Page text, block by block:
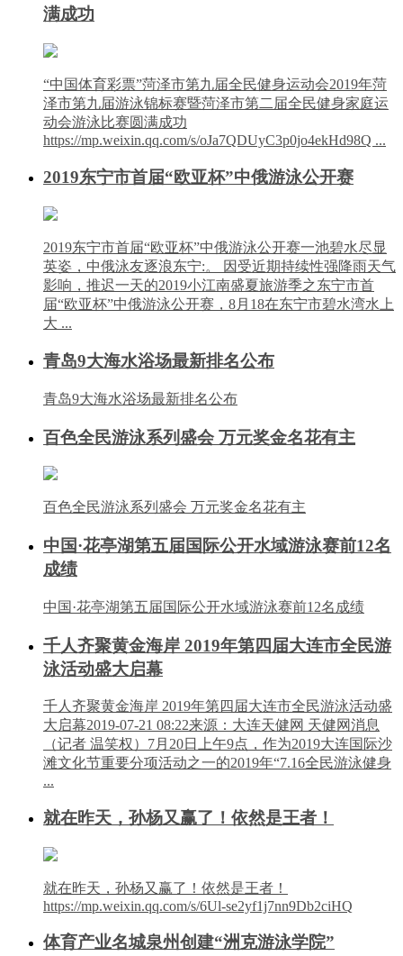
满成功
“中国体育彩票”菏泽市第九届全民健身运动会2019年菏
泽市第九届游泳锦标赛暨菏泽市第二届全民健身家庭运
动会游泳比赛圆满成功
https://mp.weixin.qq.com/s/oJa7QDUyC3p0jo4ekHd98Q ...
2019东宁市首届“欧亚杯”中俄游泳公开赛
2019东宁市首届“欧亚杯”中俄游泳公开赛一池碧水尽显
英姿，中俄泳友逐浪东宁:。 因受近期持续性强降雨天气
影响，推迟一天的2019小江南盛夏旅游季之东宁市首
届“欧亚杯”中俄游泳公开赛，8月18在东宁市碧水湾水上
大 ...
青岛9大海水浴场最新排名公布
青岛9大海水浴场最新排名公布
百色全民游泳系列盛会 万元奖金名花有主
百色全民游泳系列盛会 万元奖金名花有主
中国·花亭湖第五届国际公开水域游泳赛前12名
成绩
中国·花亭湖第五届国际公开水域游泳赛前12名成绩
千人齐聚黄金海岸 2019年第四届大连市全民游
泳活动盛大启幕
千人齐聚黄金海岸 2019年第四届大连市全民游泳活动盛
大启幕2019-07-21 08:22来源：大连天健网 天健网消息
（记者 温笑权）7月20日上午9点，作为2019大连国际沙
滩文化节重要分项活动之一的2019年“7.16全民游泳健身
...
就在昨天，孙杨又赢了！依然是王者！
就在昨天，孙杨又赢了！依然是王者！
https://mp.weixin.qq.com/s/6Ul-se2yf1j7nn9Db2ciHQ
体育产业名城泉州创建“洲克游泳学院”